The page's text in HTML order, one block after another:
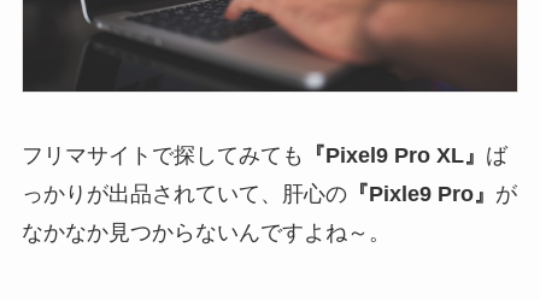
フリマサイトで探してみても 『Pixel9 Pro XL』 ば
っかりが出品されていて、肝心の『Pixle9 Pro』 が
なかなか見つからないんですよね～。